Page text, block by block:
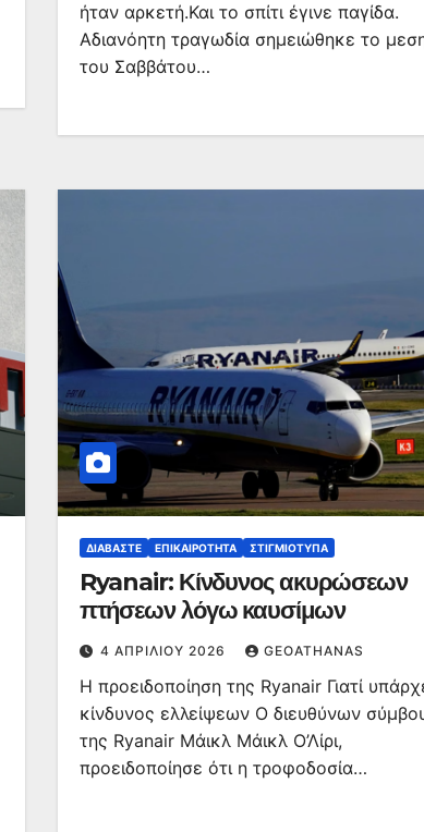
ήταν αρκετή.Και το σπίτι έγινε παγίδα.
Αδιανόητη τραγωδία σημειώθηκε το
του Σαββάτου…
ΔΙΑΒΆΣΤΕ ΕΠΙΚΑΙΡΌΤΗΤΑ ΣΤΙΓΜΙΌΤΥΠΑ
Ryanair: Κίνδυνος ακυρώσεων
πτήσεων λόγω καυσίμων
4 ΑΠΡΙΛΊΟΥ 2026 GEOATHANAS
Η προειδοποίηση της Ryanair Γιατί
κίνδυνος ελλείψεων Ο διευθύνων
της Ryanair Μάικλ Μάικλ Ο’Λίρι,
προειδοποίησε ότι η τροφοδοσία…